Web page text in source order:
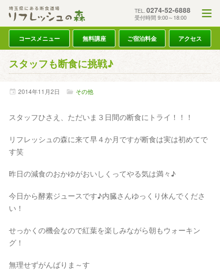
TEL. 0274-52-6888
受付時間 9:00～18:00
コースメニュー 無料講座 ご宿泊料金 アクセス
スタッフも断食に挑戦♪
2014年11月2日 その他
スタッフひさえ、ただいま３日間の断食にトライ！！！
リフレッシュの森に来て早４か月ですが断食は実は初めてで
す笑
昨日の減食のおかゆがおいしくってやる気は満々♪
今日から酵素ジュースです♪内臓さんゆっくり休んでくださ
い！
せっかくの機会なので紅葉を楽しみながら朝もウォーキン
グ！
無理せずがんばりま～す